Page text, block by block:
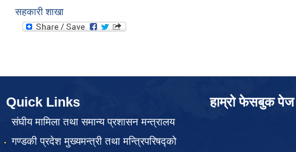
सहकारी शाखा
Quick Links
संघीय मामिला तथा समान्य प्रशासन मन्त्रालय
गण्डकी प्रदेश मुख्यमन्त्री तथा मन्त्रिपरिषद्को
हाम्रो फेसबुक पेज